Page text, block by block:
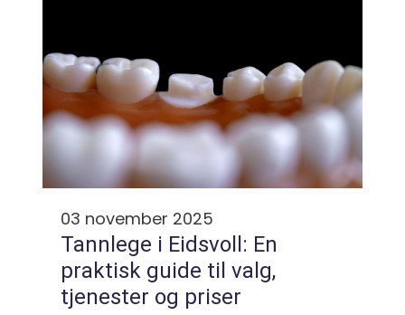
03 november 2025
Tannlege i Eidsvoll: En
praktisk guide til valg,
tjenester og priser